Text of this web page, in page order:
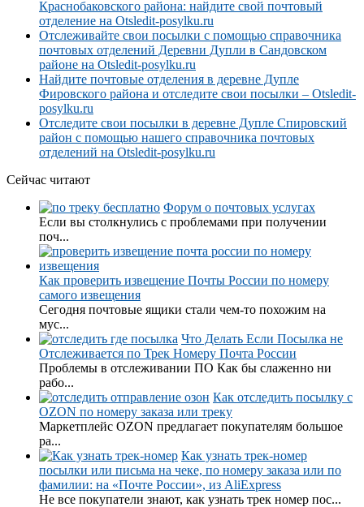
Краснобаковского района: найдите свой почтовый
отделение на Otsledit-posylku.ru
Отслеживайте свои посылки с помощью справочника
почтовых отделений Деревни Дупли в Сандовском
районе на Otsledit-posylku.ru
Найдите почтовые отделения в деревне Дупле
Фировского района и отследите свои посылки – Otsledit-
posylku.ru
Отследите свои посылки в деревне Дупле Спировский
район с помощью нашего справочника почтовых
отделений на Otsledit-posylku.ru
Сейчас читают
Форум о почтовых услугах
Если вы столкнулись с проблемами при получении
поч...
Как проверить извещение Почты России по номеру
самого извещения
Сегодня почтовые ящики стали чем-то похожим на
мус...
Что Делать Если Посылка не
Отслеживается по Трек Номеру Почта России
Проблемы в отслеживании ПО Как бы слаженно ни
рабо...
Как отследить посылку с
OZON по номеру заказа или треку
Маркетплейс OZON предлагает покупателям большое
ра...
Как узнать трек-номер
посылки или письма на чеке, по номеру заказа или по
фамилии: на «Почте России», из AliExpress
Не все покупатели знают, как узнать трек номер пос...